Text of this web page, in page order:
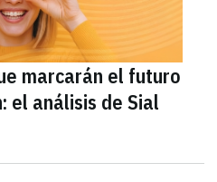
marcarán el futuro
el análisis de Sial